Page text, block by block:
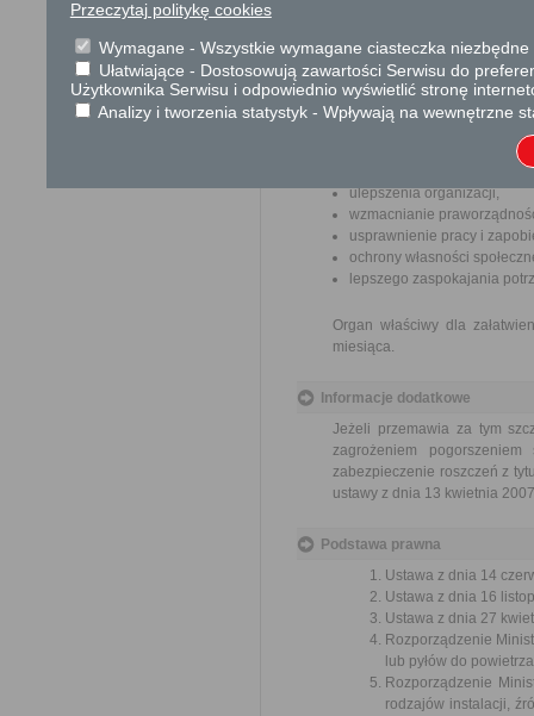
Skargi i wnioski
Przedmiotem skargi może
pracowników, naruszenie
Przedmiotem wniosku mogą
ulepszenia organizacji,
wzmacnianie
usprawnienie pracy i
ochrony własności
lepszego zaspokajania
Organ właściwy dla
miesiąca.
Informacje dodatkowe
Jeżeli przemawia za tym
zagrożeniem
zabezpieczenie roszczeń z
ustawy z dnia 13 kwietnia
Podstawa prawna
Ustawa z dnia 14
Ustawa z dnia 16
Ustawa z dnia 27
Rozporządzenie
lub pyłów do
Rozporządzenie
rodzajów instalacji,
Przeczytaj politykę cookies
Wymagane - Wszystkie wymagane ciasteczka
Ułatwiające - Dostosowują zawartości Serwisu do
Użytkownika Serwisu i odpowiednio wyświetlić stronę
Analizy i tworzenia statystyk - Wpływają na wewnętrzne